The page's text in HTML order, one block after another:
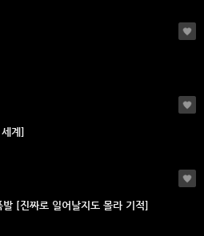
계]
[진짜로 일어날지도 몰라 기적]